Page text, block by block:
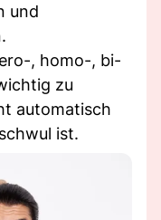
und
, homo-, bi-
zu
automatisch
ist.